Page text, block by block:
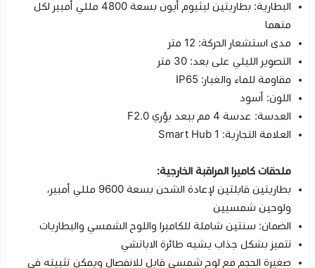
البطارية: بطاريتين ليثيوم أيون بسعة 4800 مللي أمبير لكل
منهما
مدى استشعار الحركة: 12 متر
التصوير الليلي على بعد: 30 متر
مقاومة للماء والغبار: IP65
اللون: أسود
العدسة: عدسة 4 مم ببعد بؤري F2.0
العلامة التجارية: Smart Hub 1
ملحقات كاميرا المراقبة الخارجية:
بطاريتين قابلتين لإعادة الشحن بسعة 9600 مللي أمبير،
ولوحين شمسيين
الضمان: سنتين شاملة للكاميرا واللوح الشمسي والبطاريات
تتميز بشكل جذاب يشبه طائرة الاباتشي
صغيرة الحجم مع لوح شمسي قابل للانفصال ويمكن تثبيته في